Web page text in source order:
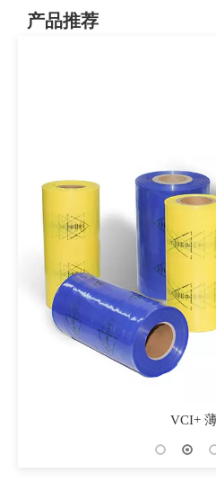
产品推荐